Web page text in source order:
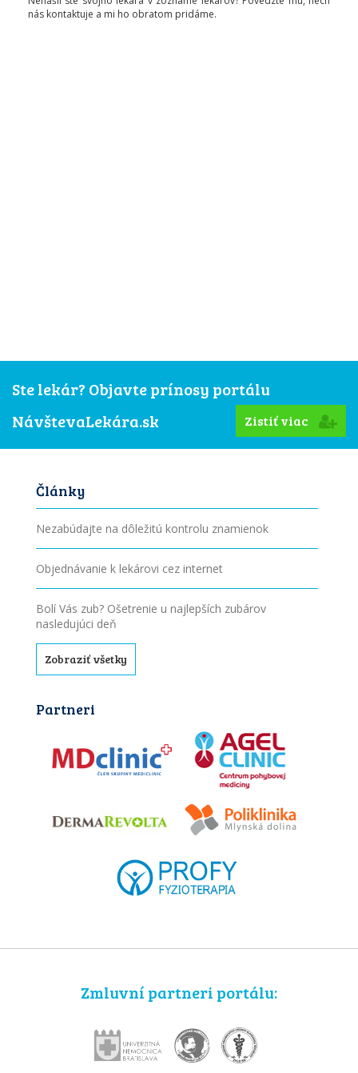
nás kontaktuje a mi ho obratom pridáme.
Ste lekár? Objavte prínosy portálu
NávštevaLekára.sk
Zistiť viac
Články
Nezabúdajte na dôležitú kontrolu znamienok
Objednávanie k lekárovi cez internet
Bolí Vás zub? Ošetrenie u najlepších zubárov
nasledujúci deň
Zobraziť všetky
Partneri
Zmluvní partneri portálu: